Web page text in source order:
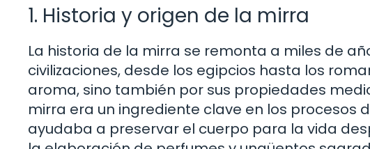
1. Historia y origen de la mirra
La historia de la mirra se remonta a miles de
civilizaciones, desde los egipcios hasta los
aroma, sino también por sus propiedades
mirra era un ingrediente clave en los procesos
ayudaba a preservar el cuerpo para la vida